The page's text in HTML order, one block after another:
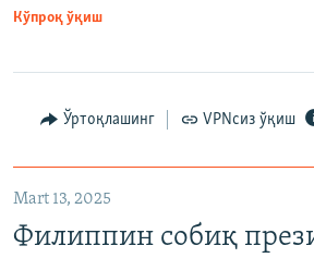
Кўпроқ ўқиш
Ўртоқлашинг VPNсиз ўқиш
Mart 13, 2025
Филиппин собиқ